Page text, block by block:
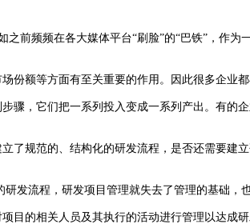
前频频在各大媒体平台“刷脸”的“巴铁”，作
等方面有至关重要的作用。因此很多企业都
，它们把一系列投入变成一系列产出。有的
规范的、结构化的研发流程，是否还需要建
流程，研发项目管理就失去了管理的基础，
相关人员及其执行的活动进行管理以达成研